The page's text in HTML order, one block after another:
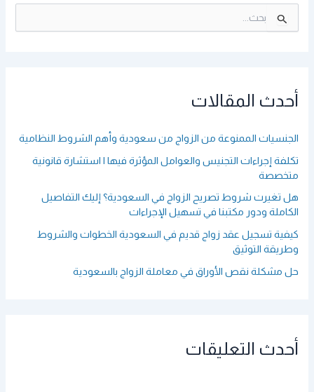
ل
ع
ن
أحدث المقالات
الجنسيات الممنوعة من الزواج من سعودية وأهم الشروط النظامية
تكلفة إجراءات التجنيس والعوامل المؤثرة فيها | استشارة قانونية
متخصصة
هل تغيرت شروط تصريح الزواج في السعودية؟ إليك التفاصيل
الكاملة ودور مكتبنا في تسهيل الإجراءات
كيفية تسجيل عقد زواج قديم في السعودية الخطوات والشروط
وطريقة التوثيق
حل مشكلة نقص الأوراق في معاملة الزواج بالسعودية
أحدث التعليقات